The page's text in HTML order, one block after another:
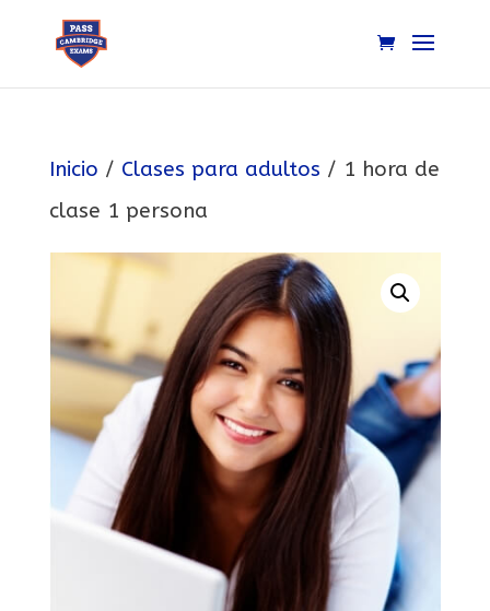
Inicio / Clases para adultos / 1 hora de
clase 1 persona